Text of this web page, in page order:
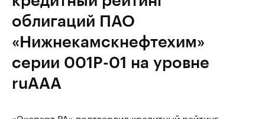
облигаций ПАО
«Нижнекамскнефтехим»
серии 001P-01 на уровне
ruAAA